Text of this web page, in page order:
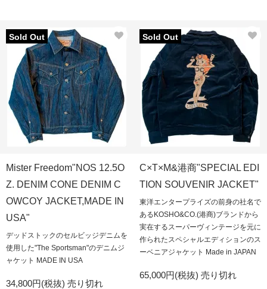
Sold Out
Mister Freedom"NOS 12.5O
Z. DENIM CONE DENIM C
OWCOY JACKET,MADE IN
USA"
デッドストックのセルビッジデニムを
使用した"The Sportsman"のデニムジ
ャケット MADE IN USA
34,800円(税抜) 売り切れ
Sold Out
C×T×M&港商"SPECIAL EDI
TION SOUVENIR JACKET"
東洋エンタープライズの前身の社名で
あるKOSHO&CO.(港商)ブランドから
実在するスーパーヴィンテージを元に
作られたスペシャルエディションのス
ーベニアジャケット Made in JAPAN
65,000円(税抜) 売り切れ